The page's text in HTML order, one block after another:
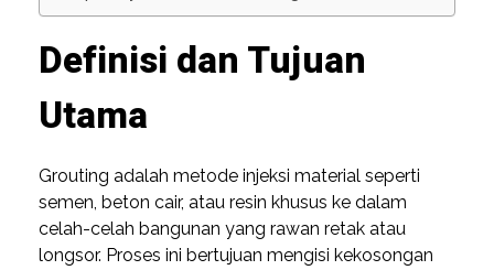
Definisi dan Tujuan
Utama
Grouting adalah metode injeksi material seperti
semen, beton cair, atau resin khusus ke dalam
celah-celah bangunan yang rawan retak atau
longsor. Proses ini bertujuan mengisi kekosongan